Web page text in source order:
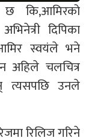
कि,आमिरको
दिपिका
स्वयंले भने
अहिले चलचित्र
त्यसपछि उनले
रिलिज गरिने